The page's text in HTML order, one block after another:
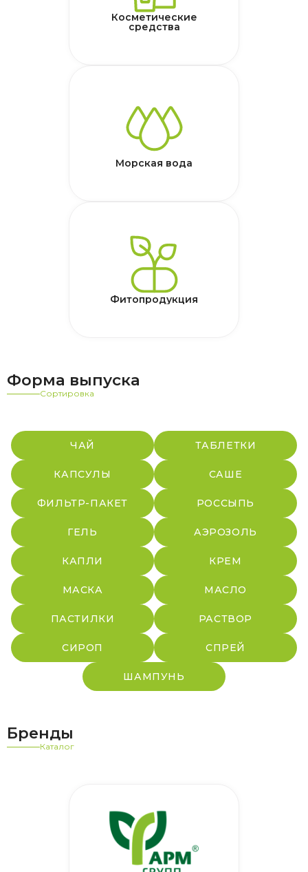
Косметические
средства
Морская вода
Фитопродукция
Форма выпуска
Сортировка
ЧАЙ ТАБЛЕТКИ
КАПСУЛЫ САШЕ
ФИЛЬТР-ПАКЕТ РОССЫПЬ
ГЕЛЬ АЭРОЗОЛЬ
КАПЛИ КРЕМ
МАСКА МАСЛО
ПАСТИЛКИ РАСТВОР
СИРОП СПРЕЙ
ШАМПУНЬ
Бренды
Каталог